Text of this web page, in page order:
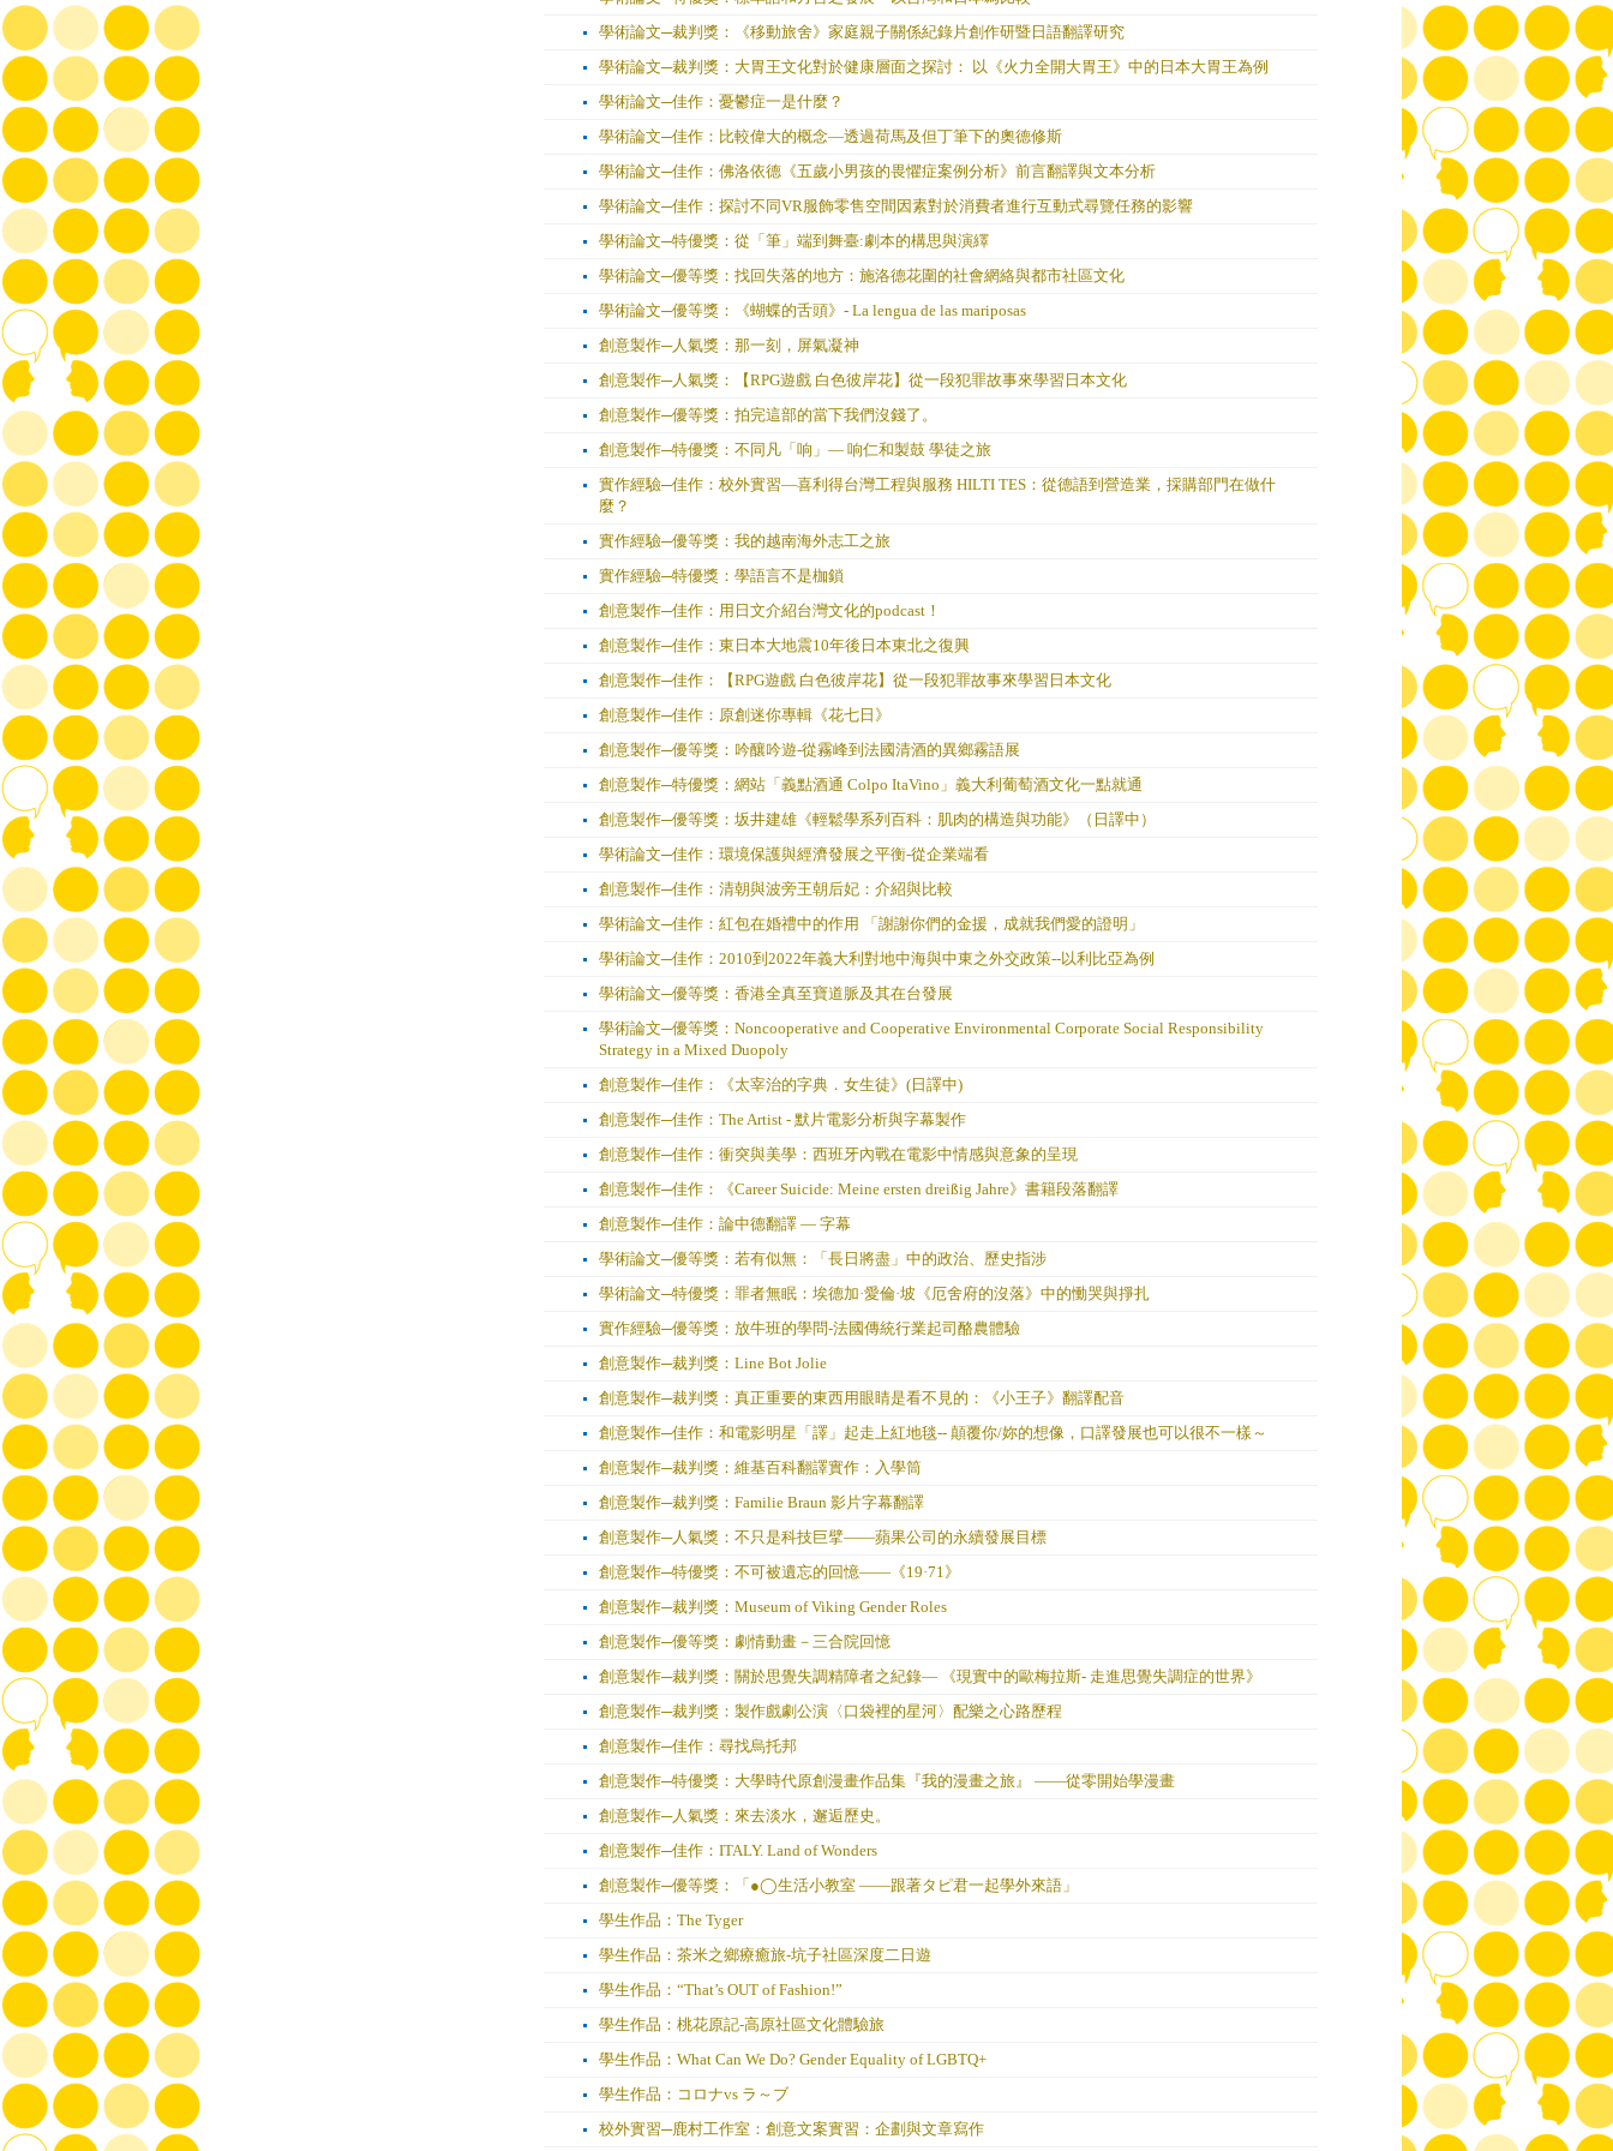
學術論文─裁判獎：《移動旅舍》家庭親子關係紀錄片創作研暨日語翻譯研究
學術論文─裁判獎：大胃王文化對於健康層面之探討： 以《火力全開大胃王》中的日本大胃王為例
學術論文─佳作：憂鬱症一是什麼？
學術論文─佳作：比較偉大的概念—透過荷馬及但丁筆下的奧德修斯
學術論文─佳作：佛洛依德《五歲小男孩的畏懼症案例分析》前言翻譯與文本分析
學術論文─佳作：探討不同VR服飾零售空間因素對於消費者進行互動式尋覽任務的影響
學術論文─特優獎：從「筆」端到舞臺:劇本的構思與演繹
學術論文─優等獎：找回失落的地方：施洛德花圍的社會網絡與都市社區文化
學術論文─優等獎：《蝴蝶的舌頭》- La lengua de las mariposas
創意製作─人氣獎：那一刻，屏氣凝神
創意製作─人氣獎：【RPG遊戲 白色彼岸花】從一段犯罪故事來學習日本文化
創意製作─優等獎：拍完這部的當下我們沒錢了。
創意製作─特優獎：不同凡「响」— 响仁和製鼓 學徒之旅
實作經驗─佳作：校外實習—喜利得台灣工程與服務 HILTI TES：從德語到營造業，採購部門在做什
麼？
實作經驗─優等獎：我的越南海外志工之旅
實作經驗─特優獎：學語言不是枷鎖
創意製作─佳作：用日文介紹台灣文化的podcast！
創意製作─佳作：東日本大地震10年後日本東北之復興
創意製作─佳作：【RPG遊戲 白色彼岸花】從一段犯罪故事來學習日本文化
創意製作─佳作：原創迷你專輯《花七日》
創意製作─優等獎：吟釀吟遊-從霧峰到法國清酒的異鄉霧語展
創意製作─特優獎：網站「義點酒通 Colpo ItaVino」義大利葡萄酒文化一點就通
創意製作─優等獎：坂井建雄《輕鬆學系列百科：肌肉的構造與功能》（日譯中）
學術論文─佳作：環境保護與經濟發展之平衡-從企業端看
創意製作─佳作：清朝與波旁王朝后妃：介紹與比較
學術論文─佳作：紅包在婚禮中的作用 「謝謝你們的金援，成就我們愛的證明」
學術論文─佳作：2010到2022年義大利對地中海與中東之外交政策--以利比亞為例
學術論文─優等獎：香港全真至寶道脈及其在台發展
學術論文─優等獎：Noncooperative and Cooperative Environmental Corporate Social Responsibility
Strategy in a Mixed Duopoly
創意製作─佳作：《太宰治的字典．女生徒》(日譯中)
創意製作─佳作：The Artist - 默片電影分析與字幕製作
創意製作─佳作：衝突與美學：西班牙內戰在電影中情感與意象的呈現
創意製作─佳作：《Career Suicide: Meine ersten dreißig Jahre》書籍段落翻譯
創意製作─佳作：論中德翻譯 — 字幕
學術論文─優等獎：若有似無：「長日將盡」中的政治、歷史指涉
學術論文─特優獎：罪者無眠：埃德加·愛倫·坡《厄舍府的沒落》中的慟哭與掙扎
實作經驗─優等獎：放牛班的學問-法國傳統行業起司酪農體驗
創意製作─裁判獎：Line Bot Jolie
創意製作─裁判獎：真正重要的東西用眼睛是看不見的：《小王子》翻譯配音
創意製作─佳作：和電影明星「譯」起走上紅地毯-- 顛覆你/妳的想像，口譯發展也可以很不一樣～
創意製作─裁判獎：維基百科翻譯實作：入學筒
創意製作─裁判獎：Familie Braun 影片字幕翻譯
創意製作─人氣獎：不只是科技巨擘——蘋果公司的永續發展目標
創意製作─特優獎：不可被遺忘的回憶——《19·71》
創意製作─裁判獎：Museum of Viking Gender Roles
創意製作─優等獎：劇情動畫－三合院回憶
創意製作─裁判獎：關於思覺失調精障者之紀錄— 《現實中的歐梅拉斯- 走進思覺失調症的世界》
創意製作─裁判獎：製作戲劇公演〈口袋裡的星河〉配樂之心路歷程
創意製作─佳作：尋找烏托邦
創意製作─特優獎：大學時代原創漫畫作品集『我的漫畫之旅』 ——從零開始學漫畫
創意製作─人氣獎：來去淡水，邂逅歷史。
創意製作─佳作：ITALY. Land of Wonders
創意製作─優等獎：「●◯生活小教室 ——跟著タピ君一起學外來語」
學生作品：The Tyger
學生作品：茶米之鄉療癒旅-坑子社區深度二日遊
學生作品：“That’s OUT of Fashion!”
學生作品：桃花原記-高原社區文化體驗旅
學生作品：What Can We Do? Gender Equality of LGBTQ+
學生作品：コロナvs ラ～ブ
校外實習─鹿村工作室：創意文案實習：企劃與文章寫作